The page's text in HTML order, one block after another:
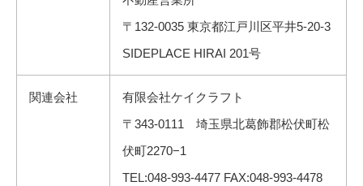
〒132-0035 東京都江戸川区平井5-20-3
SIDEPLACE HIRAI 201号
関連会社
有限会社ケイクラフト
〒343-0111 埼玉県北葛飾郡松伏町松
伏町2270−1
TEL:048-993-4477 FAX:048-993-4478